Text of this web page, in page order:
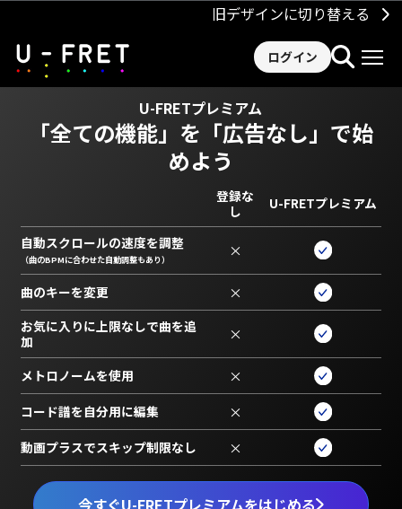
旧デザインに切り替える
ログイン
U-FRETプレミアム
「全ての機能」を 「広告なし」で始
めよう
登録な
し
U-FRETプレミアム
自動スクロールの速度を調整
（曲のBPMに合わせた自動調整もあり） ×
曲のキーを変更 ×
お気に入りに上限なしで曲を追
加
×
メトロノームを使用 ×
コード譜を自分用に編集 ×
動画プラスでスキップ制限なし ×